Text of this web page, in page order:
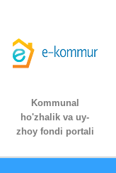
Kommunal
ho'zhalik va uy-
zhoy fondi portali